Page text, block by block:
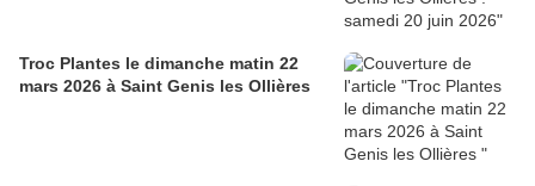
Troc Plantes le dimanche matin 22
mars 2026 à Saint Genis les Ollières